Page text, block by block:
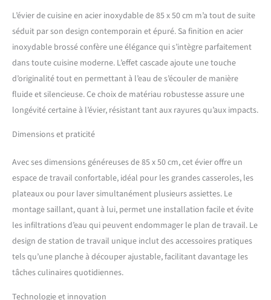
nettoyer maintiennent la
cuisine propre et neuve.
【Design d’évacuation en
U】Conçu pour un
écoulement rapide sans
résidus, ce qui réduit
considérablement le temps
de nettoyage de l’évier.
L’évier est équipé d’un
rapidement se vider en une
seule rotation, sans avoir à
ouvrir manuellement le
couvercle de vidange, et
également pour éviter que
des taches d’huile ne
restent sur les mains.
【Étagère tridimensionnelle
L’évier de cuisine en acier inoxydable de 85 x 50 cm m’a tout de suite
séduit par son design contemporain et épuré. Sa finition en acier
inoxydable brossé confère une élégance qui s’intègre parfaitement
dans toute cuisine moderne. L’effet cascade ajoute une touche
d’originalité tout en permettant à l’eau de s’écouler de manière
fluide et silencieuse. Ce choix de matériau robustesse assure une
longévité certaine à l’évier, résistant tant aux rayures qu’aux impacts.
Dimensions et praticité
Avec ses dimensions généreuses de 85 x 50 cm, cet évier offre un
espace de travail confortable, idéal pour les grandes casseroles, les
plateaux ou pour laver simultanément plusieurs assiettes. Le
montage saillant, quant à lui, permet une installation facile et évite
les infiltrations d’eau qui peuvent endommager le plan de travail. Le
design de station de travail unique inclut des accessoires pratiques
tels qu’une planche à découper ajustable, facilitant davantage les
tâches culinaires quotidiennes.
Technologie et innovation